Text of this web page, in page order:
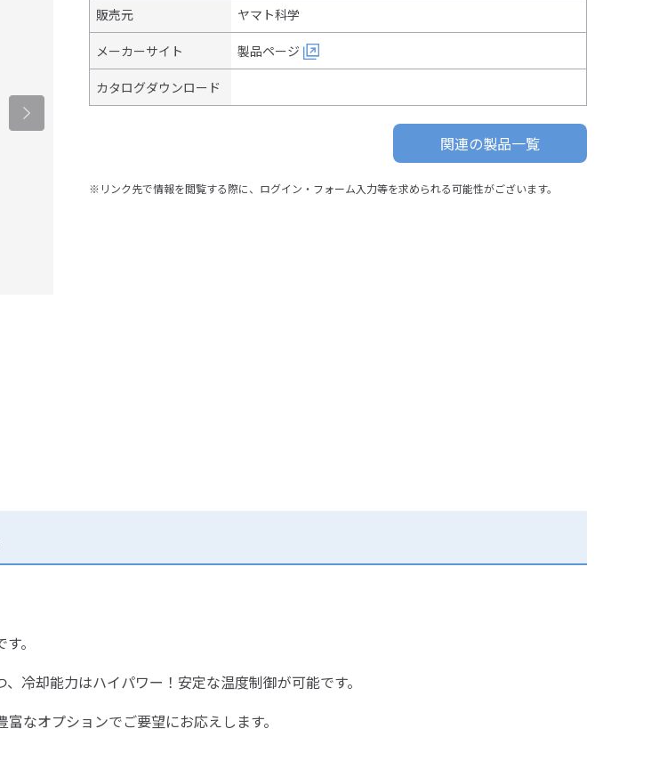
販売元 ヤマト科学
メーカーサイト 製品ページ
カタログダウンロード
関連の製品一覧
※リンク先で情報を閲覧する際に、ログイン・フォーム入力等を求められる可能性がございます。
。
冷却能力はハイパワー！安定な温度制御が可能です。
なオプションでご要望にお応えします。